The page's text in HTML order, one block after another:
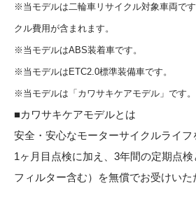
※当モデルは二輪車リサイクル対象車両で
クル費用が含まれます。
※当モデルはABS装着車です。
※当モデルはETC2.0標準装備車です。
※当モデルは「カワサキケアモデル」です。
■カワサキケアモデルとは
安全・安心なモーターサイクルライフ
1ヶ月目点検に加え、3年間の定期点
フィルター含む）を無償でお受けいた